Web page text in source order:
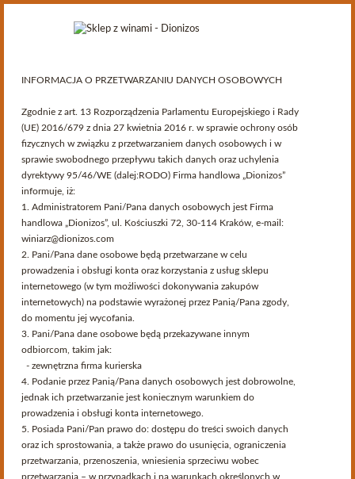
Kategorie
Oferta > Rocznik 1980
Katalog
Ostatnio na blogu
Roczniki
Znaleziono 2 produktów.
Sortuj poprzez Dostępność
Serwis przeznaczony dla osób pełnoletnich.
Czy akceptujesz te warunki i masz ukończone 18 lat?
INFORMACJA O PRZETWARZANIU DANYCH OSOBOWYCH
Zgodnie z art. 13 Rozporządzenia Parlamentu Europejskiego i Rady
(UE) 2016/679 z dnia 27 kwietnia 2016 r. w sprawie ochrony osób
fizycznych w związku z przetwarzaniem danych osobowych i w
sprawie swobodnego przepływu takich danych oraz uchylenia
dyrektywy 95/46/WE (dalej:RODO) Firma handlowa „Dionizos”
informuje, iż:
1. Administratorem Pani/Pana danych osobowych jest Firma
handlowa „Dionizos”, ul. Kościuszki 72, 30-114 Kraków, e-mail:
winiarz@dionizos.com
2. Pani/Pana dane osobowe będą przetwarzane w celu
prowadzenia i obsługi konta oraz korzystania z usług sklepu
internetowego (w tym możliwości dokonywania zakupów
internetowych) na podstawie wyrażonej przez Panią/Pana zgody,
do momentu jej wycofania.
3. Pani/Pana dane osobowe będą przekazywane innym
odbiorcom, takim jak:
- zewnętrzna firma kurierska
4. Podanie przez Panią/Pana danych osobowych jest dobrowolne,
jednak ich przetwarzanie jest koniecznym warunkiem do
prowadzenia i obsługi konta internetowego.
5. Posiada Pani/Pan prawo do: dostępu do treści swoich danych
oraz ich sprostowania, a także prawo do usunięcia, ograniczenia
przetwarzania, przenoszenia, wniesienia sprzeciwu wobec
przetwarzania – w przypadkach i na warunkach określonych w